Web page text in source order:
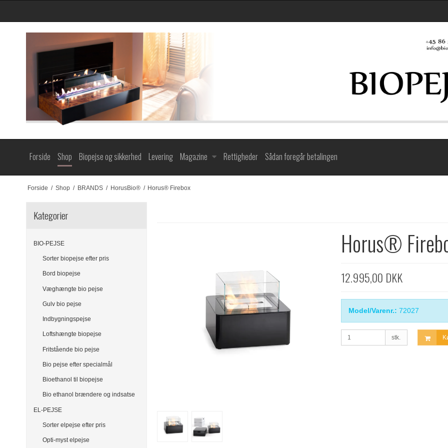
Forside Shop Biopejse og sikkerhed Levering Magazine Rettigheder Sådan foregår betalingen
Forside / Shop / BRANDS / HorusBio® / Horus® Firebox
Kategorier
BIO-PEJSE
Sorter biopejse efter pris
Bord biopejse
Væghængte bio pejse
Gulv bio pejse
Indbygningspejse
Loftshængte biopejse
Fritstående bio pejse
Bio pejse efter specialmål
Bioethanol til biopejse
Bio ethanol brændere og indsatse
EL-PEJSE
Sorter elpejse efter pris
Opti-myst elpejse
Horus®
12.995,00 DKK
Model/Varenr.: 72027
stk.